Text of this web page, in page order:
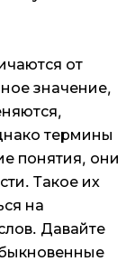
от
значение,
термины
понятия, они
Такое их
на
Давайте